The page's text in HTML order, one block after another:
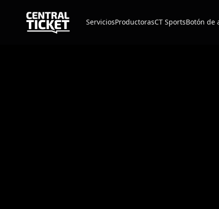
ServiciosProductorasCT SportsBotón de